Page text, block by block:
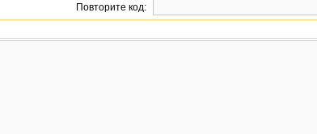
Повторите код: